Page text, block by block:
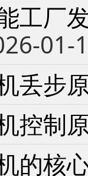
工厂
01-
丢步
控制
的核